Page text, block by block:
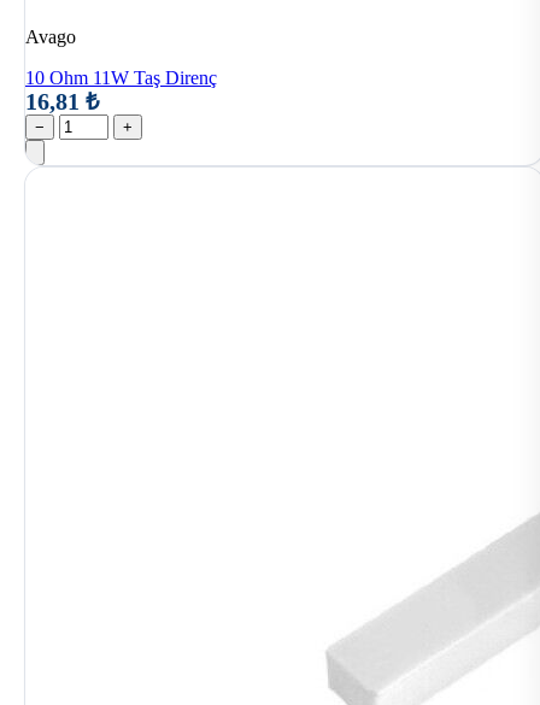
Avago
10 Ohm 11W Taş Direnç
16,81 ₺
− +